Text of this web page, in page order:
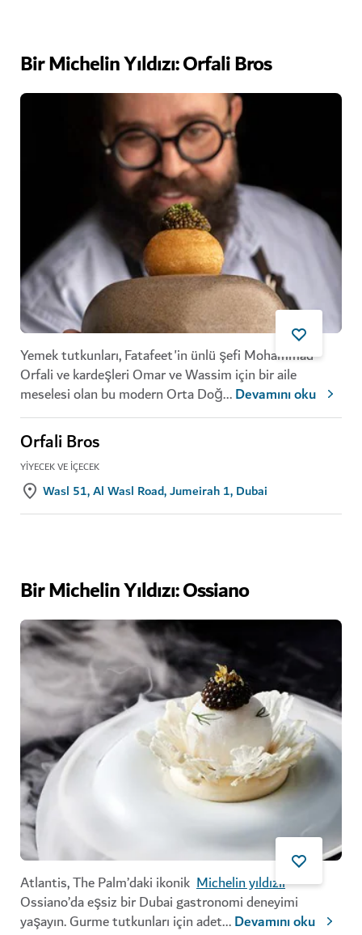
Bir Michelin Yıldızı: Orfali Bros
Yemek tutkunları, Fatafeet'in ünlü şefi Mohammad
Orfali ve kardeşleri Omar ve Wassim için bir aile
meselesi olan bu modern Orta Doğ...Devamını oku
Orfali Bros
YIYECEK VE İÇECEK
Wasl 51, Al Wasl Road, Jumeirah 1, Dubai
Bir Michelin Yıldızı: Ossiano
Atlantis, The Palm’daki ikonik Michelin yıldızlı
Ossiano’da eşsiz bir Dubai gastronomi deneyimi
yaşayın. Gurme tutkunları için adet...Devamını oku